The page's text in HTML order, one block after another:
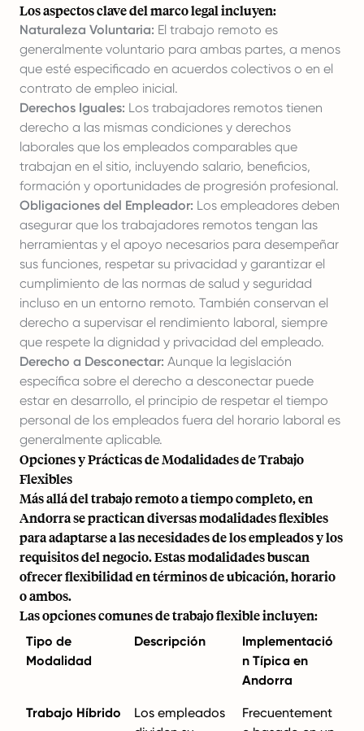
Los aspectos clave del marco legal incluyen:
Naturaleza Voluntaria: El trabajo remoto es
generalmente voluntario para ambas partes, a menos
que esté especificado en acuerdos colectivos o en el
contrato de empleo inicial.
Derechos Iguales: Los trabajadores remotos tienen
derecho a las mismas condiciones y derechos
laborales que los empleados comparables que
trabajan en el sitio, incluyendo salario, beneficios,
formación y oportunidades de progresión profesional.
Obligaciones del Empleador: Los empleadores deben
asegurar que los trabajadores remotos tengan las
herramientas y el apoyo necesarios para desempeñar
sus funciones, respetar su privacidad y garantizar el
cumplimiento de las normas de salud y seguridad
incluso en un entorno remoto. También conservan el
derecho a supervisar el rendimiento laboral, siempre
que respete la dignidad y privacidad del empleado.
Derecho a Desconectar: Aunque la legislación
específica sobre el derecho a desconectar puede
estar en desarrollo, el principio de respetar el tiempo
personal de los empleados fuera del horario laboral es
generalmente aplicable.
Opciones y Prácticas de Modalidades de Trabajo
Flexibles
Más allá del trabajo remoto a tiempo completo, en
Andorra se practican diversas modalidades flexibles
para adaptarse a las necesidades de los empleados y los
requisitos del negocio. Estas modalidades buscan
ofrecer flexibilidad en términos de ubicación, horario
o ambos.
Las opciones comunes de trabajo flexible incluyen:
Tipo de
Modalidad
Descripción
Implementació
n Típica en
Andorra
Trabajo Híbrido
Los empleados
Frecuentement